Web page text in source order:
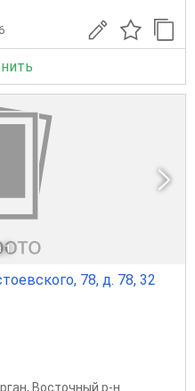
1
78, д. 78, 32
, Восточный р-н